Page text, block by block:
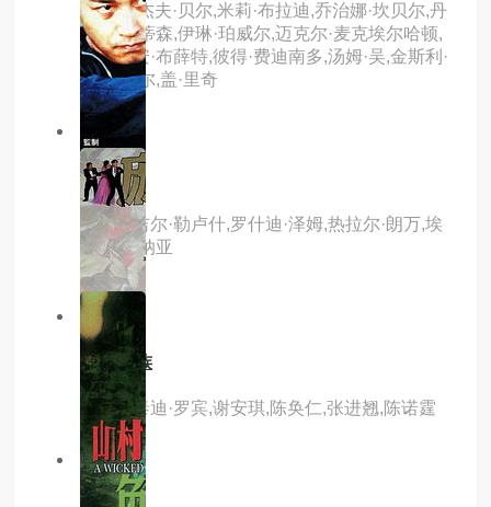
克汉姆,杰夫·贝尔,米莉·布拉迪,乔治娜·坎贝尔,丹
尼尔·斯蒂森,伊琳·珀威尔,迈克尔·麦克埃尔哈顿,
阿德里安·布薛特,彼得·费迪南多,汤姆·吴,金斯利·
本-阿迪尔,盖·里奇
6.0分 hd
空白点
主演：吉尔·勒卢什,罗什迪·泽姆,热拉尔·朗万,埃
伦娜·安纳亚
8.0分
4拍4家族
主演：泰迪·罗宾,谢安琪,陈奂仁,张进翘,陈诺霆
8.0分 hd